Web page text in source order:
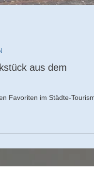
aus dem